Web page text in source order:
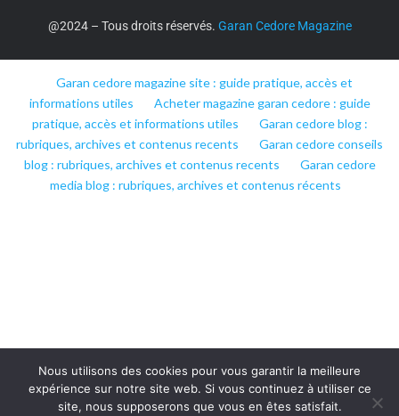
@2024 – Tous droits réservés. Garan Cedore Magazine
Garan cedore magazine site : guide pratique, accès et
informations utiles
Acheter magazine garan cedore : guide
pratique, accès et informations utiles
Garan cedore blog :
rubriques, archives et contenus recents
Garan cedore conseils
blog : rubriques, archives et contenus recents
Garan cedore
media blog : rubriques, archives et contenus récents
Nous utilisons des cookies pour vous garantir la meilleure
expérience sur notre site web. Si vous continuez à utiliser ce
site, nous supposerons que vous en êtes satisfait.